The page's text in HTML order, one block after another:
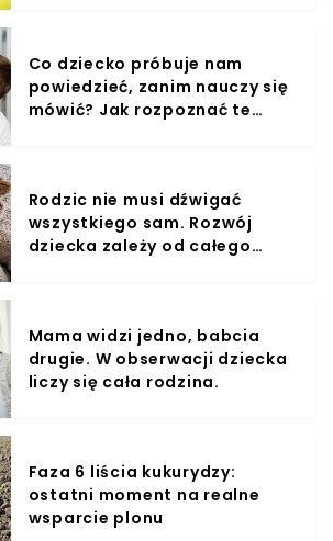
Co dziecko próbuje nam
powiedzieć, zanim nauczy się
mówić? Jak rozpoznać te
Rodzic nie musi dźwigać
wszystkiego sam. Rozwój
dziecka zależy od całego
Mama widzi jedno, babcia
drugie. W obserwacji dziecka
liczy się cała rodzina.
Faza 6 liścia kukurydzy:
ostatni moment na realne
wsparcie plonu